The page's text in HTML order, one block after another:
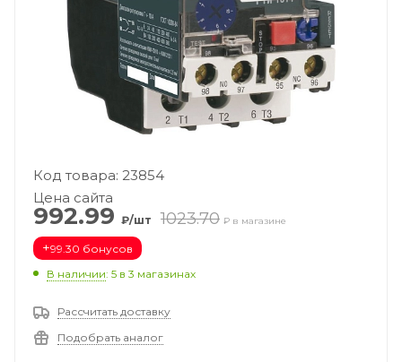
Код товара: 23854
Цена сайта
992.99 ₽/шт 1023.70 ₽ в магазине
+99.30 бонусов
В наличии: 5 в 3 магазинах
Рассчитать доставку
Подобрать аналог